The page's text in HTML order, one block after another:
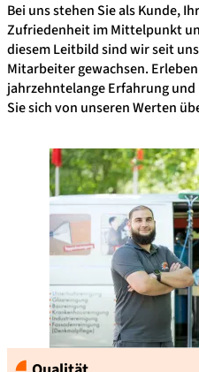
Bei uns stehen Sie als Kunde,
Zufriedenheit im Mittelpunkt
diesem Leitbild sind wir seit
Mitarbeiter gewachsen.
jahrzehntelange Erfahrung
Sie sich von unseren Werten